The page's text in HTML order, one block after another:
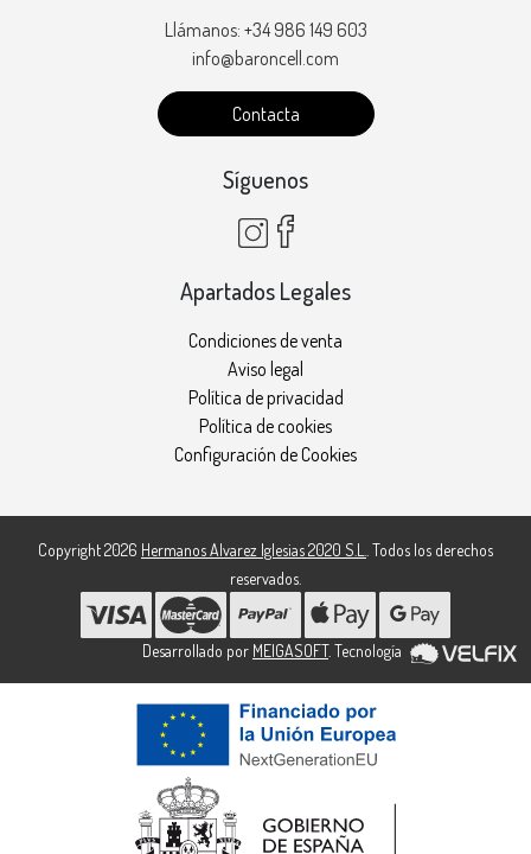
Llámanos: +34 986 149 603
info@baroncell.com
Contacta
Síguenos
Apartados Legales
Condiciones de venta
Aviso legal
Política de privacidad
Política de cookies
Configuración de Cookies
Copyright 2026 Hermanos Alvarez Iglesias 2020 S.L.. Todos los derechos
reservados.
Desarrollado por MEIGASOFT. Tecnología